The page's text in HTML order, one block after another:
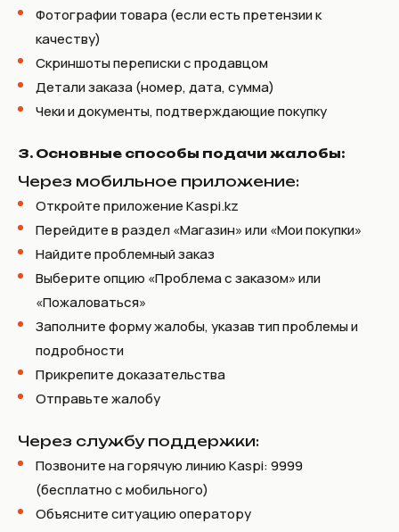
Фотографии товара (если есть претензии к
качеству)
Скриншоты переписки с продавцом
Детали заказа (номер, дата, сумма)
Чеки и документы, подтверждающие покупку
3. Основные способы подачи жалобы:
Через мобильное приложение:
Откройте приложение Kaspi.kz
Перейдите в раздел «Магазин» или «Мои покупки»
Найдите проблемный заказ
Выберите опцию «Проблема с заказом» или
«Пожаловаться»
Заполните форму жалобы, указав тип проблемы и
подробности
Прикрепите доказательства
Отправьте жалобу
Через службу поддержки:
Позвоните на горячую линию Kaspi: 9999
(бесплатно с мобильного)
Объясните ситуацию оператору